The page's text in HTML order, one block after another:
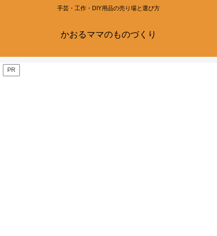
手芸・工作・DIY用品の売り場と選び方
かおるママのものづくり
PR